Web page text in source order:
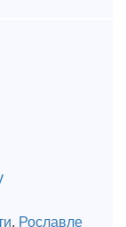
, Рославле